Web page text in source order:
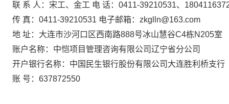
联 系 人：宋工、金工 电 话： 0411-39210531、
传 真： 0411-39210531 电子邮箱： zkglln@163.com
地 址：大连市沙河口区西南路888号冰山慧谷C4栋N205室
账户名称：中恺项目管理咨询有限公司辽宁省分公司
开户银行名称：中国民生银行股份有限公司大连胜利桥支行
账 号： 637872550